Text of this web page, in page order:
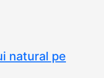
natural pe